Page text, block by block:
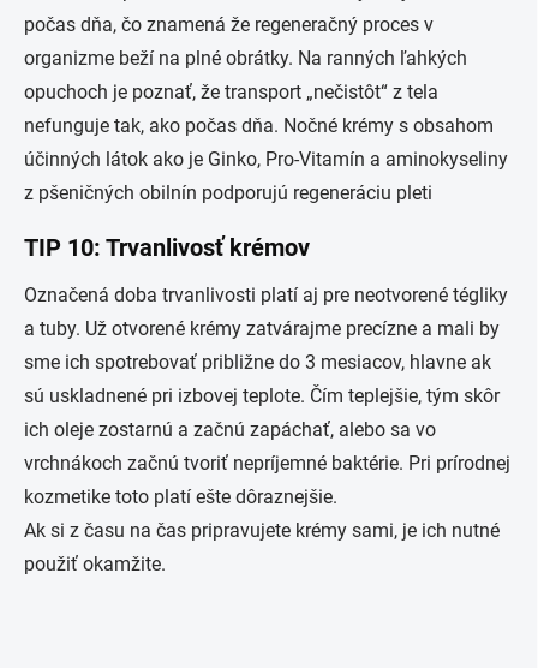
počas dňa, čo znamená že regeneračný proces v
organizme beží na plné obrátky. Na ranných ľahkých
opuchoch je poznať, že transport „nečistôt“ z tela
nefunguje tak, ako počas dňa. Nočné krémy s obsahom
účinných látok ako je Ginko, Pro-Vitamín a aminokyseliny
z pšeničných obilnín podporujú regeneráciu pleti
TIP 10: Trvanlivosť krémov
Označená doba trvanlivosti platí aj pre neotvorené tégliky
a tuby. Už otvorené krémy zatvárajme precízne a mali by
sme ich spotrebovať približne do 3 mesiacov, hlavne ak
sú uskladnené pri izbovej teplote. Čím teplejšie, tým skôr
ich oleje zostarnú a začnú zapáchať, alebo sa vo
vrchnákoch začnú tvoriť nepríjemné baktérie. Pri prírodnej
kozmetike toto platí ešte dôraznejšie.
Ak si z času na čas pripravujete krémy sami, je ich nutné
použiť okamžite.